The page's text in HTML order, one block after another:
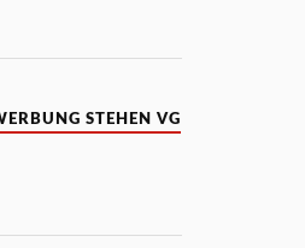
STEHEN VG